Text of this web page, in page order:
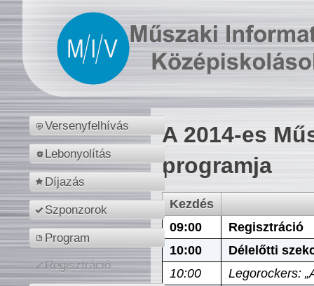
Versenyfelhívás
Lebonyolítás
Díjazás
Szponzorok
Program
Regisztráció
A 2014-es
programja
Kezdés
09:00
Regisztráció
10:00
Délelőtti
10:00
Legorockers: